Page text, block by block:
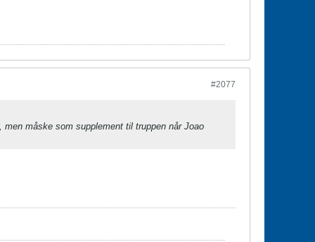
#2077
måske som supplement til truppen når Joao